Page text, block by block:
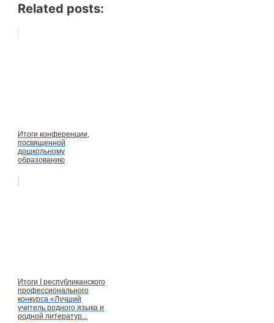
Related posts:
Итоги конференции,
посвященной
дошкольному
образованию
Итоги I республиканского
профессионального
конкурса «Лучший
учитель родного языка и
родной литератур...